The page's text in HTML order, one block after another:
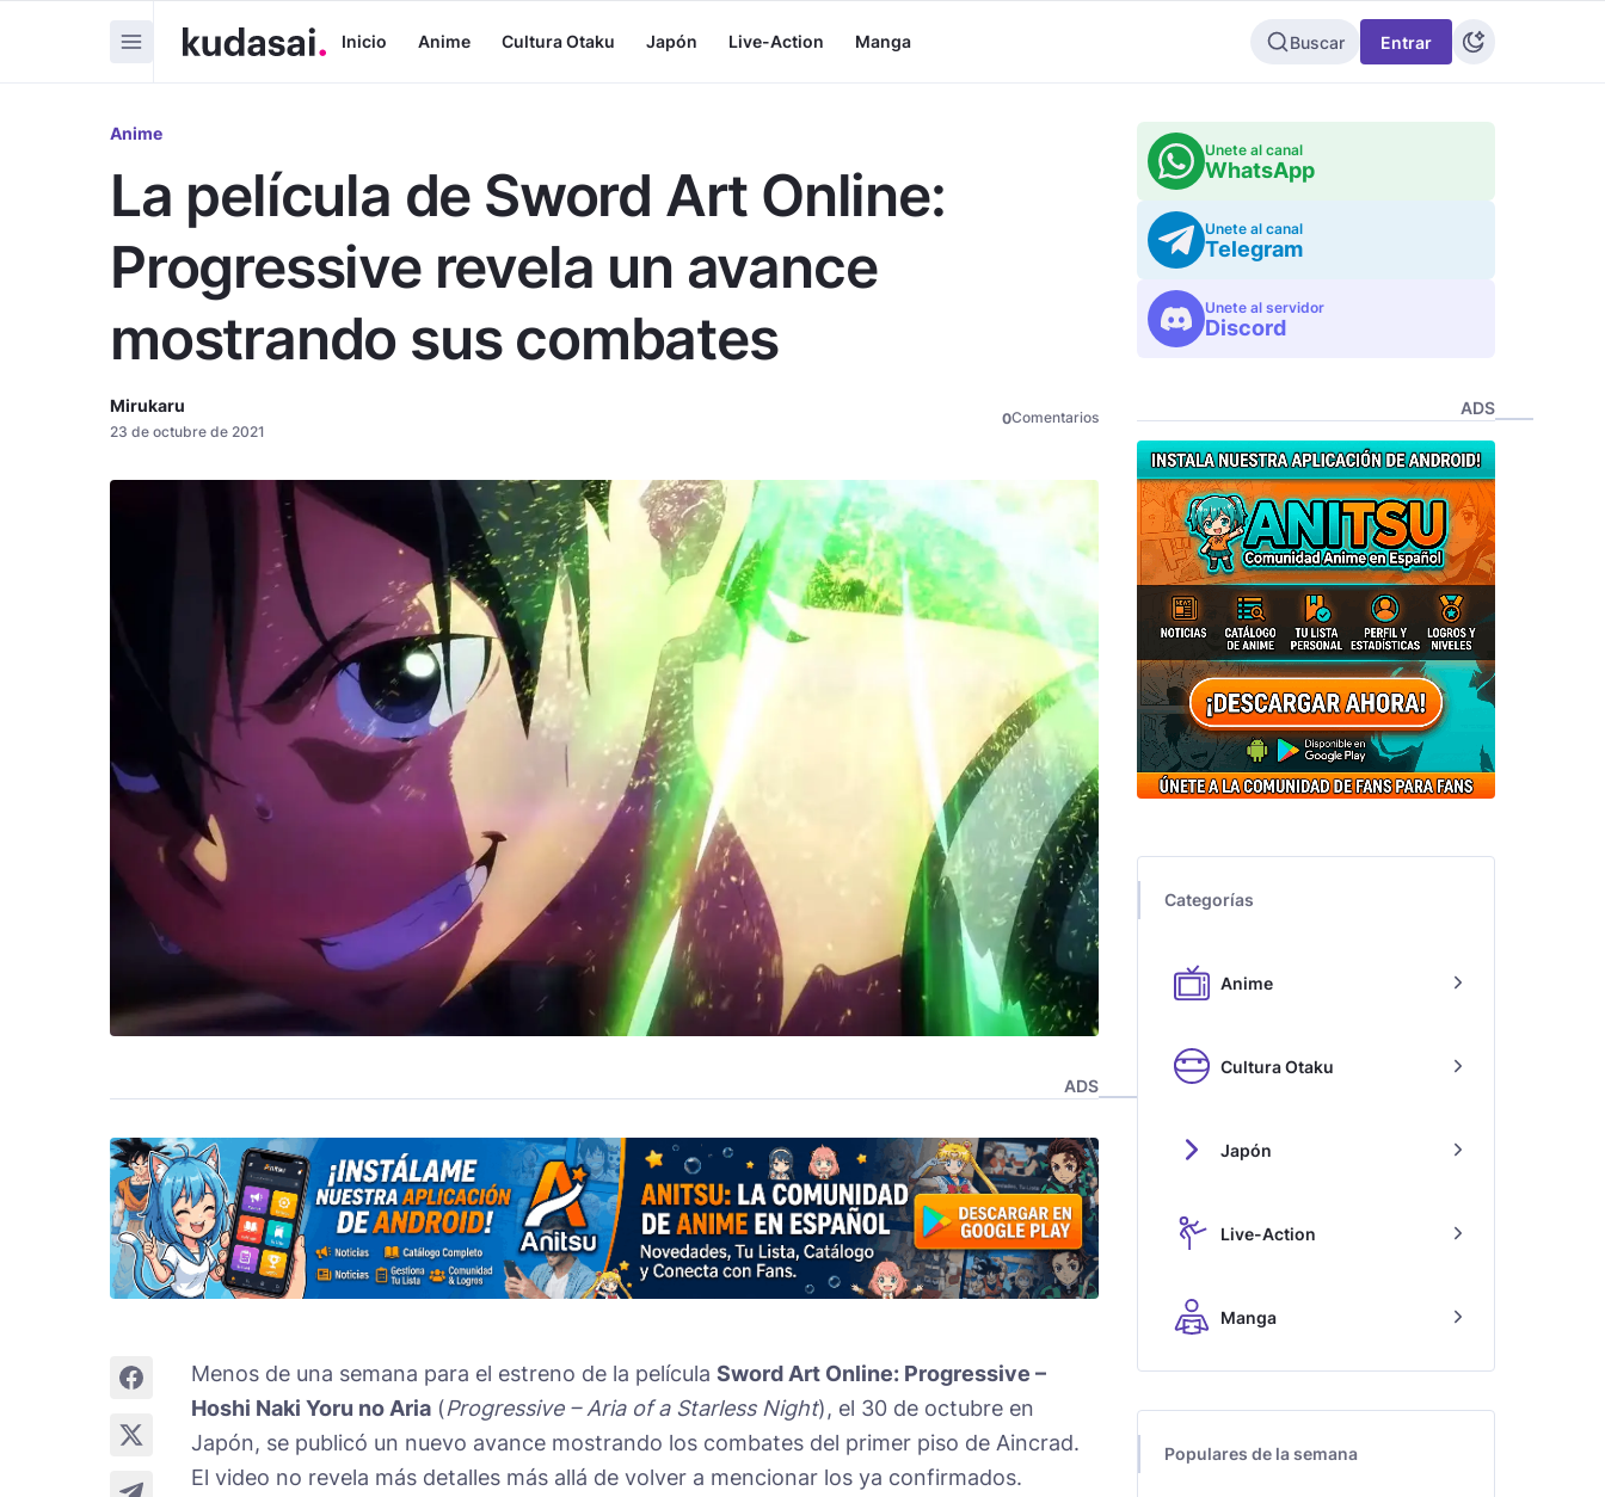
Inicio Anime Cultura Otaku Japón Live-Action Manga Buscar Entrar
Anime
La película de Sword Art Online:
Progressive revela un avance
mostrando sus combates
Mirukaru
23 de octubre de 2021
0Comentarios
ADS
Menos de una semana para el estreno de la película Sword Art Online: Progressive –
Hoshi Naki Yoru no Aria (Progressive – Aria of a Starless Night), el 30 de octubre en
Japón, se publicó un nuevo avance mostrando los combates del primer piso de Aincrad.
El video no revela más detalles más allá de volver a mencionar los ya confirmados.
Unete al canal
WhatsApp
Unete al canal
Telegram
Unete al servidor
Discord
ADS
Categorías
Anime
Cultura Otaku
Japón
Live-Action
Manga
Populares de la semana